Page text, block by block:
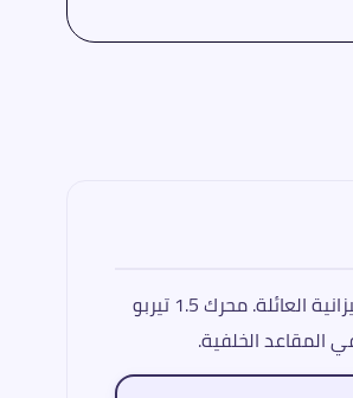
DFSK 600 تُمثل الفلسفة الجوهرية لعلامة دي إف إس كي التابعة لمجموعة دونج فينج: تقديم سيارة تُؤدي مهامها اليومية بكفاءة دون إجهاد ميزانية العائلة. محرك 1.5 تيربو